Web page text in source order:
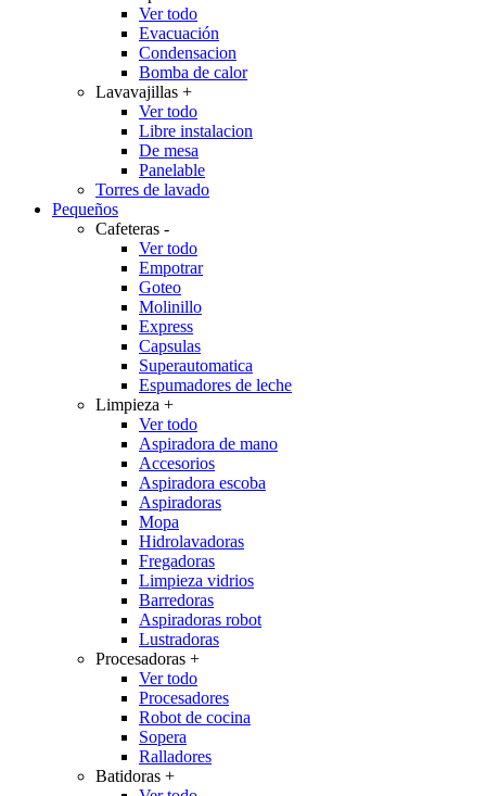
Ver todo
Evacuación
Condensacion
Bomba de calor
Lavavajillas +
Ver todo
Libre instalacion
De mesa
Panelable
Torres de lavado
Pequeños
Cafeteras -
Ver todo
Empotrar
Goteo
Molinillo
Express
Capsulas
Superautomatica
Espumadores de leche
Limpieza +
Ver todo
Aspiradora de mano
Accesorios
Aspiradora escoba
Aspiradoras
Mopa
Hidrolavadoras
Fregadoras
Limpieza vidrios
Barredoras
Aspiradoras robot
Lustradoras
Procesadoras +
Ver todo
Procesadores
Robot de cocina
Sopera
Ralladores
Batidoras +